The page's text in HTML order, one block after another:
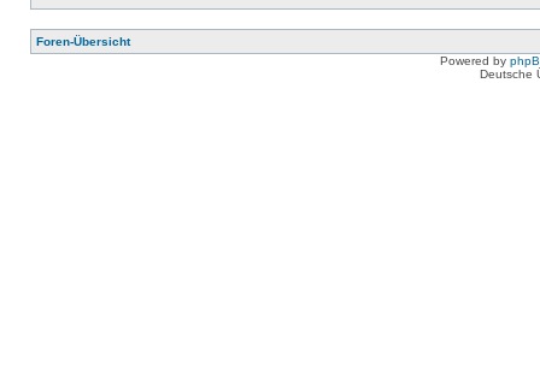
Foren-Übersicht
Powered by
Deutsche